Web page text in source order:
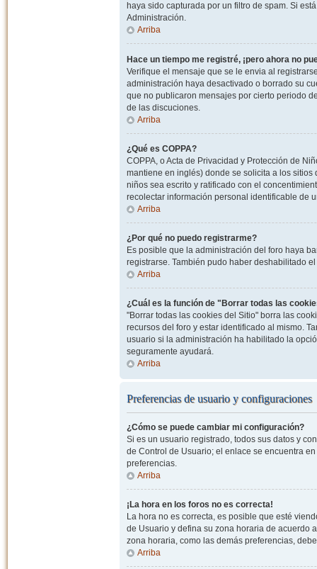
haya sido capturada por un filtro de spam. Si
Administración.
Arriba
Hace un tiempo me registré, ¡pero ahora no
Verifique el mensaje que se le envia al
administración haya desactivado o borrado su
que no publicaron mensajes por cierto periodo
de las discuciones.
Arriba
¿Qué es COPPA?
COPPA, o Acta de Privacidad y Protección de
mantiene en inglés) donde se solicita a los
niños sea escrito y ratificado con el
recolectar información personal identificable de
Arriba
¿Por qué no puedo registrarme?
Es posible que la administración del foro haya
registrarse. También pudo haber deshabilitado
Arriba
¿Cuál es la función de "Borrar todas las
"Borrar todas las cookies del Sitio" borra las
recursos del foro y estar identificado al mismo.
usuario si la administración ha habilitado la
seguramente ayudará.
Arriba
Preferencias de usuario y configuraciones
¿Cómo se puede cambiar mi configuración?
Si es un usuario registrado, todos sus datos y
de Control de Usuario; el enlace se encuentra
preferencias.
Arriba
¡La hora en los foros no es correcta!
La hora no es correcta, es posible que esté
de Usuario y defina su zona horaria de acuerdo
zona horaria, como las demás preferencias,
Arriba